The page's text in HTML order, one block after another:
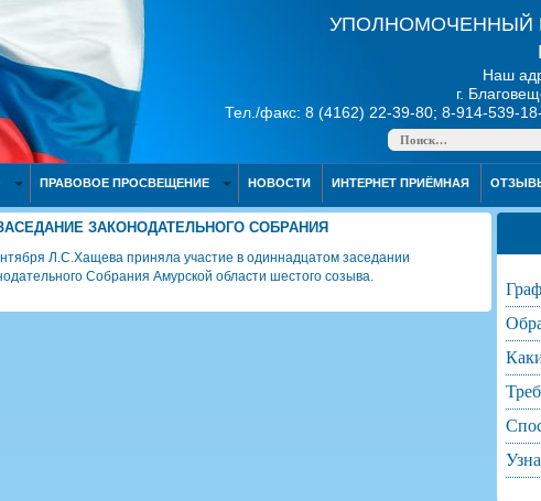
УПОЛНОМОЧЕННЫЙ
Наш
г.
Тел./факс: 8 (4162) 22-39-80; 8-914-539-
ПРАВОВОЕ ПРОСВЕЩЕНИЕ НОВОСТИ ИНТЕРНЕТ ПРИЁМНАЯ
ЗАКОНОДАТЕЛЬНОГО СОБРАНИЯ
Л.С.Хащева приняла участие в одиннадцатом заседании
Собрания Амурской области шестого созыва.